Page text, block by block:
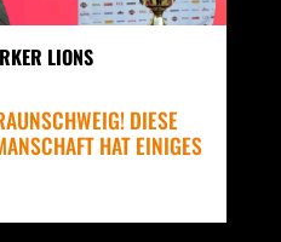
LIONS
DIESE
HAT EINIGES